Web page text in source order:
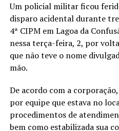
Um policial militar ficou
disparo acidental durante
4ª CIPM em Lagoa da
nessa terça-feira, 2, por
que não teve o nome
mão.
De acordo com a
por equipe que estava no
procedimentos de
bem como estabilizada sua